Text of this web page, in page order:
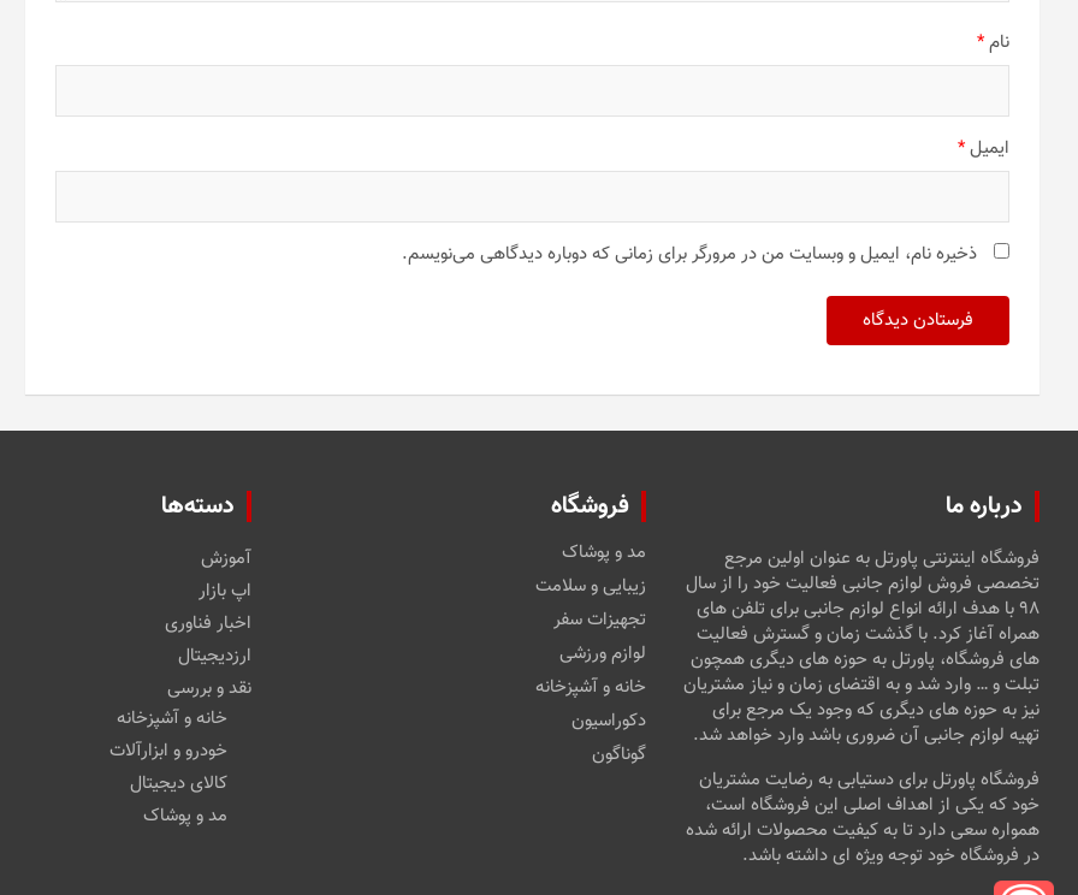
نام*
ایمیل*
ذخیره نام، ایمیل و وبسایت من در مرورگر برای زمانی که دوباره دیدگاهی می‌نویسم.
درباره ما
فروشگاه اینترنتی پاورتل به عنوان اولین مرجع
تخصصی فروش لوازم جانبی فعالیت خود را از سال
۹۸ با هدف ارائه انواع لوازم جانبی برای تلفن های
همراه آغاز کرد. با گذشت زمان و گسترش فعالیت
های فروشگاه، پاورتل به حوزه های دیگری همچون
تبلت و … وارد شد و به اقتضای زمان و نیاز مشتریان
نیز به حوزه های دیگری که وجود یک مرجع برای
تهیه لوازم جانبی آن ضروری باشد وارد خواهد شد.
فروشگاه پاورتل برای دستیابی به رضایت مشتریان
خود که یکی از اهداف اصلی این فروشگاه است،
همواره سعی دارد تا به کیفیت محصولات ارائه شده
در فروشگاه خود توجه ویژه ای داشته باشد.
فروشگاه
مد و پوشاک
زیبایی و سلامت
تجهیزات سفر
لوازم ورزشی
خانه و آشپزخانه
دکوراسیون
گوناگون
دسته‌ها
آموزش
اپ بازار
اخبار فناوری
ارزدیجیتال
نقد و بررسی
خانه و آشپزخانه
خودرو و ابزارآلات
کالای دیجیتال
مد و پوشاک